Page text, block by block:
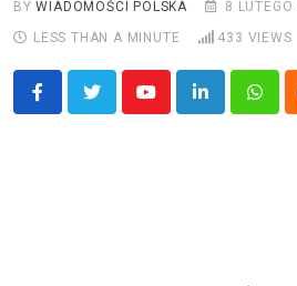
BYWIADOMOŚCI POLSKA 8
LESS THAN A MINUTE
433 VIEWS
YoutubeLinkedIn